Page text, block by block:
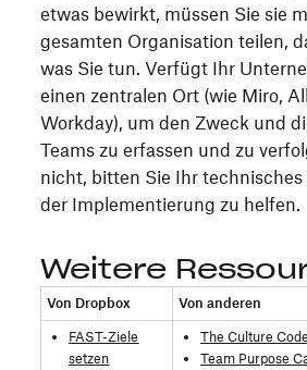
etwas bewirkt, müssen Sie sie
gesamten Organisation teilen,
was Sie tun. Verfügt Ihr
einen zentralen Ort (wie Miro,
Workday), um den Zweck und
Teams zu erfassen und zu
nicht, bitten Sie Ihr technisches
der Implementierung zu helfen.
Weitere
Von Dropbox Von anderen
FAST-Ziele
setzen
The Culture Code
Team Purpose